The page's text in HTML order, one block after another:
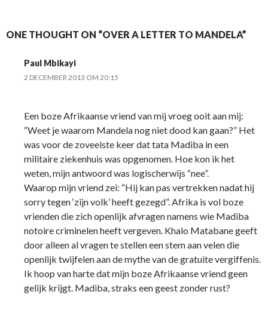
ONE THOUGHT ON “OVER A LETTER TO MANDELA”
Paul Mbikayi
2 DECEMBER 2013 OM 20:15
Een boze Afrikaanse vriend van mij vroeg ooit aan mij:
“Weet je waarom Mandela nog niet dood kan gaan?” Het
was voor de zoveelste keer dat tata Madiba in een
militaire ziekenhuis was opgenomen. Hoe kon ik het
weten, mijn antwoord was logischerwijs “nee”.
Waarop mijn vriend zei: “Hij kan pas vertrekken nadat hij
sorry tegen ‘zijn volk’ heeft gezegd”. Afrika is vol boze
vrienden die zich openlijk afvragen namens wie Madiba
notoire criminelen heeft vergeven. Khalo Matabane geeft
door alleen al vragen te stellen een stem aan velen die
openlijk twijfelen aan de mythe van de gratuite vergiffenis.
Ik hoop van harte dat mijn boze Afrikaanse vriend geen
gelijk krijgt. Madiba, straks een geest zonder rust?